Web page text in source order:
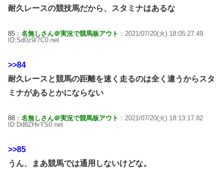
耐久レースの競技馬だから、スタミナはあるな
85： 名無しさん＠実況で競馬板アウト ：2021/07/20(火) 18:05:27.49
ID:Sd0z9/7C0.net
>>84
耐久レースと競馬の距離を速く走るのは全く違うからスタ
ミナがあるとかにならない
88： 名無しさん＠実況で競馬板アウト ：2021/07/20(火) 18:13:17.82
ID:Dd8ZHvYS0.net
>>85
うん、まあ競馬では通用しないけどな。